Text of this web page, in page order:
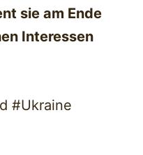
sie am Ende
Interessen
#Ukraine